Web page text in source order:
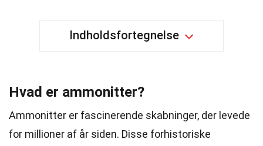
Indholdsfortegnelse
Hvad er ammonitter?
Ammonitter er fascinerende skabninger, der levede
for millioner af år siden. Disse forhistoriske